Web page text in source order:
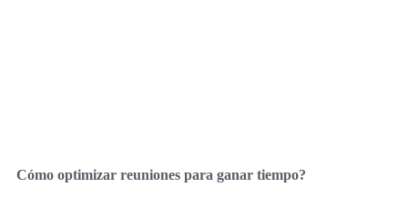
Cómo optimizar reuniones para ganar tiempo?